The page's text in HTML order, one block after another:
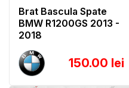
Brat Bascula Spate
BMW R1200GS 2013 -
2018
150.00 lei